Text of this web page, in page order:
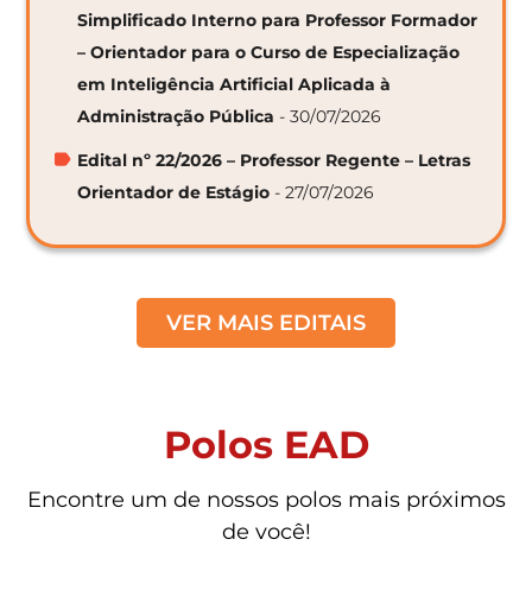
Simplificado Interno para Professor Formador
– Orientador para o Curso de Especialização
em Inteligência Artificial Aplicada à
Administração Pública - 30/07/2026
Edital nº 22/2026 – Professor Regente – Letras
Orientador de Estágio - 27/07/2026
VER MAIS EDITAIS
Polos EAD
Encontre um de nossos polos mais próximos
de você!